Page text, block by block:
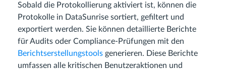
Sobald die Protokollierung aktiviert ist, können die
Protokolle in DataSunrise sortiert, gefiltert und
exportiert werden. Sie können detaillierte Berichte
für Audits oder Compliance-Prüfungen mit den
Berichtserstellungstools generieren. Diese Berichte
umfassen alle kritischen Benutzeraktionen und